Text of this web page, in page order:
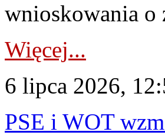
wnioskowania o
Więcej...
6 lipca 2026,
PSE i WOT